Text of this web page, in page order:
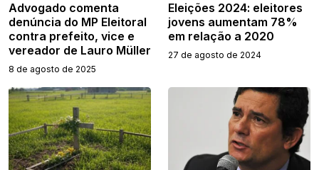
Advogado comenta
denúncia do MP Eleitoral
contra prefeito, vice e
vereador de Lauro Müller
8 de agosto de 2025
Eleições 2024: eleitores
jovens aumentam 78%
em relação a 2020
27 de agosto de 2024